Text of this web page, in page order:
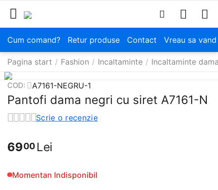
Cum comand? Retur produse Contact Vreau sa
Pagina start / Fashion / Incaltaminte / Incaltaminte
COD: A7161-NEGRU-1
Pantofi dama negri cu siret A7161-N
Scrie o recenzie
6900 Lei
Momentan Indisponibil